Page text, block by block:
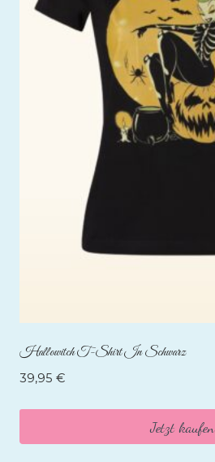
Hallowitch T-Shirt In Schwarz
39,95 €
Jetzt kaufen